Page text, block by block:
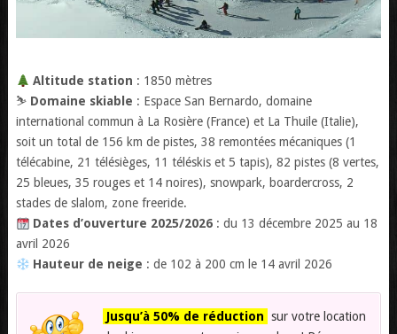
Altitude station : 1850 mètres
⛷️ Domaine skiable : Espace San Bernardo, domaine
international commun à La Rosière (France) et La Thuile (Italie),
soit un total de 156 km de pistes, 38 remontées mécaniques (1
télécabine, 21 télésièges, 11 téléskis et 5 tapis), 82 pistes (8 vertes,
25 bleues, 35 rouges et 14 noires), snowpark, boardercross, 2
stades de slalom, zone freeride.
Dates d’ouverture 2025/2026 : du 13 décembre 2025 au 18
avril 2026
Hauteur de neige : de 102 à 200 cm le 14 avril 2026
Jusqu’à 50% de réduction sur votre location